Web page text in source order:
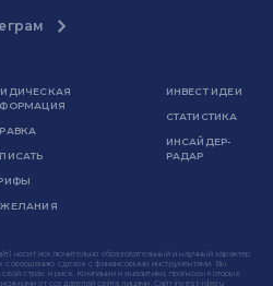
ИНВЕСТ ИДЕИ
СТАТИСТИКА
ИНСАЙДЕР-
РАДАР
носит исключительно образовательный и научный характер
совершению сделок с финансовыми инструментами. Вы
страх и риск. Компании и аналитики, прогнозы которых
от создателей сайта лицами. Сайт invest-idei.ru